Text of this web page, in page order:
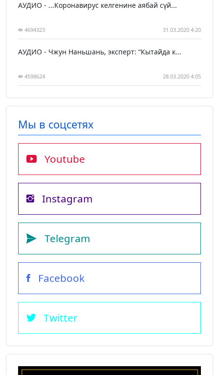
АУДИО - ...Коронавирус келгенине аябай сүй...
4694323 31.03.2020 4:20
АУДИО - Чжун Наньшань, эксперт: “Кытайда к...
4598624 28.03.2020 4:05
Мы в соцсетях
Youtube
Instagram
Telegram
Facebook
Twitter